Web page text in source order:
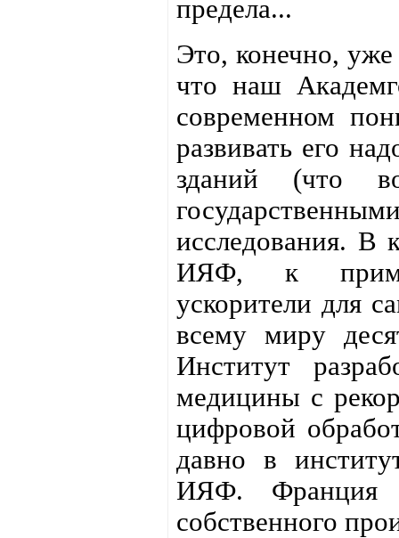
предела...
Это, конечно, уже
что наш
современном
развивать его
зданий (что
исследования. В
ИЯФ, к
ускорители для
всему миру
Институт
медицины с
цифровой
давно в
ИЯФ. Франция
собственного